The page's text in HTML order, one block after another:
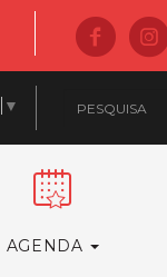
▼
AGENDA